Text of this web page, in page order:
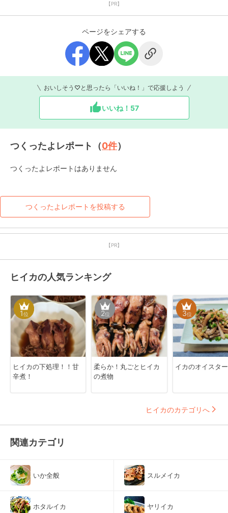
【PR】
ページをシェアする
おいしそう♡と思ったら「いいね！」で応援しよう
いいね！ 57
つくったよレポート（0件）
つくったよレポートはありません
つくったよレポートを投稿する
【PR】
ヒイカの人気ランキング
1位
ヒイカの下処理！！甘
辛煮！
2位
柔らか！丸ごとヒイカ
の煮物
3位
イカのオイスタ
ヒイカのカテゴリへ
関連カテゴリ
いか全般 スルメイカ
ホタルイカ ヤリイカ